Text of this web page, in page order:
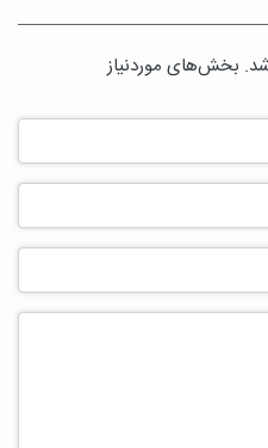
بخش‌های موردنیاز